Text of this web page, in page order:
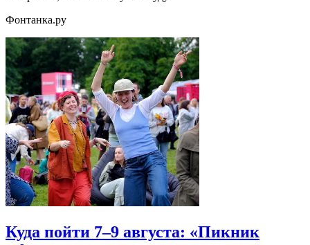
Фонтанка.ру
Куда пойти 7–9 августа: «Пикник